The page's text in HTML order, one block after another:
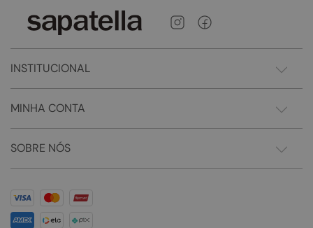
INSTITUCIONAL
MINHA CONTA
SOBRE NÓS